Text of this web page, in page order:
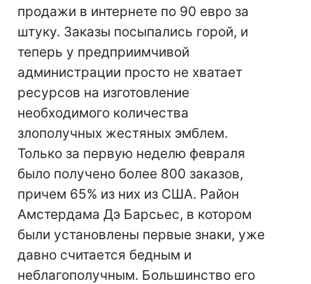
продажи в интернете по 90 евро за
штуку. Заказы посыпались горой, и
теперь у предприимчивой
администрации просто не хватает
ресурсов на изготовление
необходимого количества
злополучных жестяных эмблем.
Только за первую неделю февраля
было получено более 800 заказов,
причем 65% из них из США. Район
Амстердама Дэ Барсьес, в котором
были установлены первые знаки, уже
давно считается бедным и
неблагополучным. Большинство его